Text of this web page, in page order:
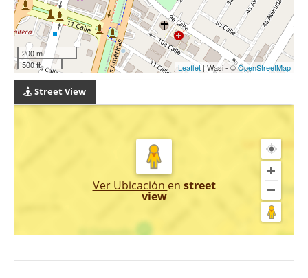
200 m
500 ft
Leaflet | Wasi - ©OpenStreetMap
Street View
Ver Ubicación en street
view